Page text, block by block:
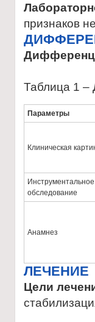
признаков
Таблица 1 –
Параметры
Клиническая
Инструментальное
обследование
Анамнез
ЛЕЧЕНИЕ
Цели